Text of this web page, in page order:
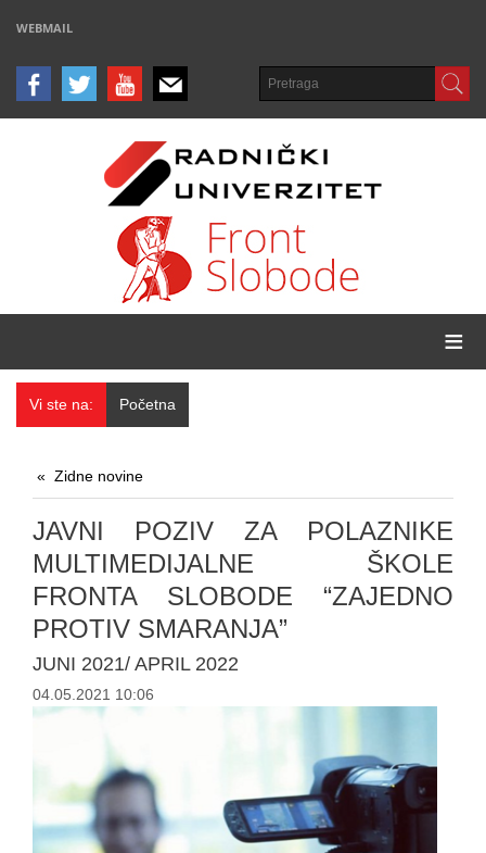
WEBMAIL
≡
Vi ste na: Početna
Zidne novine
JAVNI POZIV ZA POLAZNIKE
MULTIMEDIJALNE ŠKOLE
FRONTA SLOBODE “ZAJEDNO
PROTIV SMARANJA”
JUNI 2021/ APRIL 2022
04.05.2021 10:06